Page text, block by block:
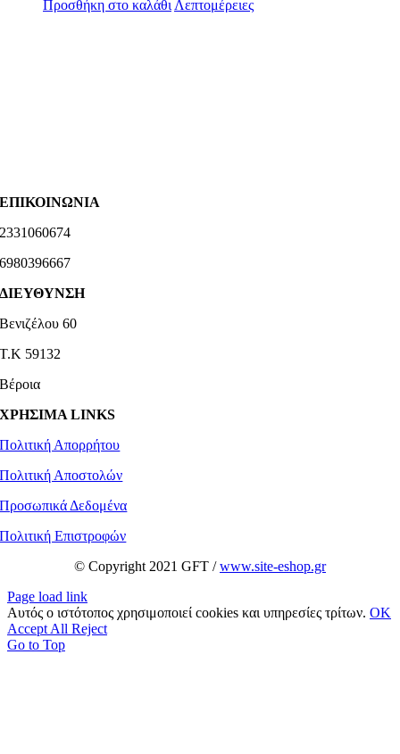
Προσθήκη στο καλάθι Λεπτομέρειες
ΕΠΙΚΟΙΝΩΝΙΑ
2331060674
6980396667
ΔΙΕΥΘΥΝΣΗ
Βενιζέλου 60
Τ.Κ 59132
Βέροια
ΧΡΗΣΙΜΑ LINKS
Πολιτική Απορρήτου
Πολιτική Αποστολών
Προσωπικά Δεδομένα
Πολιτική Επιστροφών
© Copyright 2021 GFT /www.site-eshop.gr
Page load link
Αυτός ο ιστότοπος χρησιμοποιεί cookies και υπηρεσίες τρίτων. OK
Accept All Reject
Go to Top